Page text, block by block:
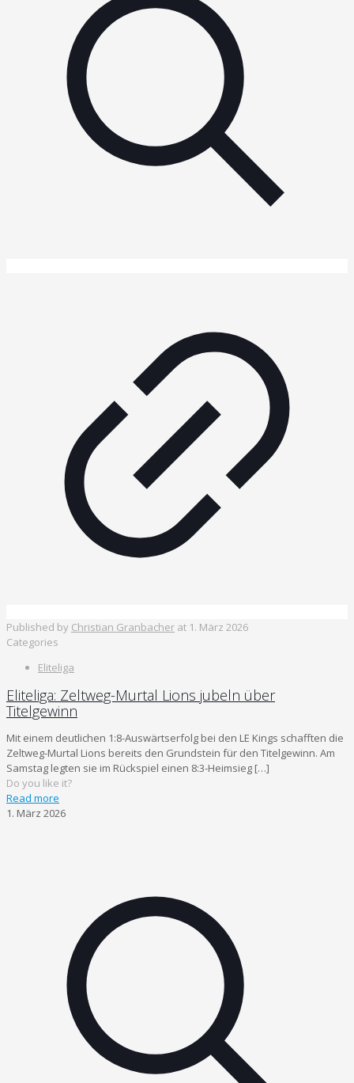
Published by Christian Granbacher at 1. März 2026
Categories
Eliteliga
Eliteliga: Zeltweg-Murtal Lions jubeln über
Titelgewinn
Mit einem deutlichen 1:8-Auswärtserfolg bei den LE Kings schafften die
Zeltweg-Murtal Lions bereits den Grundstein für den Titelgewinn. Am
Samstag legten sie im Rückspiel einen 8:3-Heimsieg […]
Do you like it?
Read more
1. März 2026